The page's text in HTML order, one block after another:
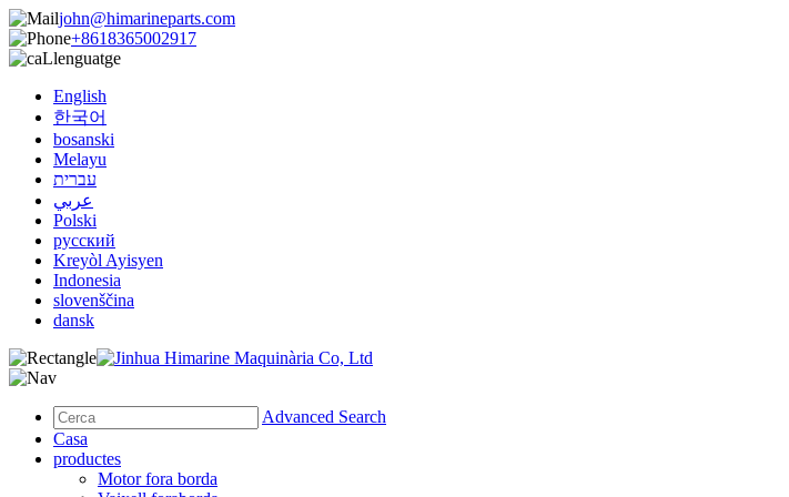
john@himarineparts.com
+8618365002917
Llenguatge
English
한국어
bosanski
Melayu
עברית
عربي
Polski
русский
Kreyòl Ayisyen
Indonesia
slovenščina
dansk
Advanced Search
Casa
productes
Motor fora borda